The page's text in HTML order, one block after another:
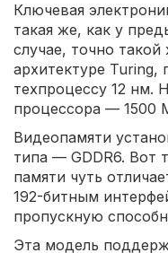
Ключевая
такая же, как у
случае, точно
архитектуре Turing,
техпроцессу 12 нм.
процессора — 1500
Видеопамяти
типа — GDDR6. Вот
памяти чуть
192-битным
пропускную
Эта модель